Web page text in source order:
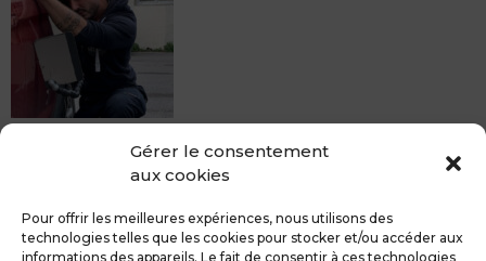
Gérer le consentement
aux cookies
Pour offrir les meilleures expériences, nous utilisons des
technologies telles que les cookies pour stocker et/ou accéder aux
informations des appareils. Le fait de consentir à ces technologies
peinture, sans rendez-vous mais Avec le sourire :)
du débosselage vous accueille sans rendez-...